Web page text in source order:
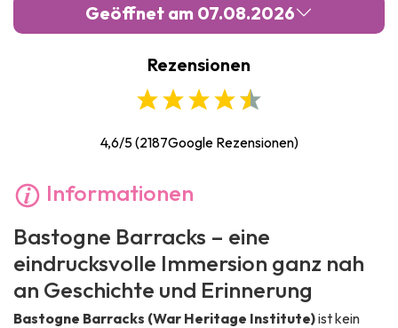
Geöffnet am 07.08.2026
Geschlossen
09:00-17:00
Freitag : 09:00 -17:00
Samstag :09:00-17:00
Sonntag :09:00-17:00
Rezensionen
4,6/5(2187Google Rezensionen)
Informationen
Bastogne Barracks – eine
eindrucksvolle Immersion ganz nah
an Geschichte und Erinnerung
Bastogne Barracks (War Heritage Institute)ist kein